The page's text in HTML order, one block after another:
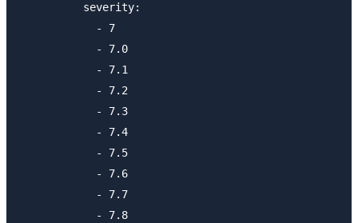
          severity:
            - 7
            - 7.0
            - 7.1
            - 7.2
            - 7.3
            - 7.4
            - 7.5
            - 7.6
            - 7.7
            - 7.8